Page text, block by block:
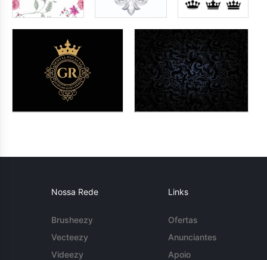
Nossa Rede
Brusheezy
Vecteezy
Videezy
Links
Ofertas
Anunciantes
Apoio